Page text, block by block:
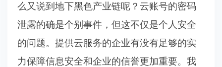
么又说到地下黑色产业链呢？云账号的密码
泄露的确是个别事件，但这不仅是个人安全
的问题。提供云服务的企业有没有足够的实
力保障信息安全和企业的信誉更加重要。我